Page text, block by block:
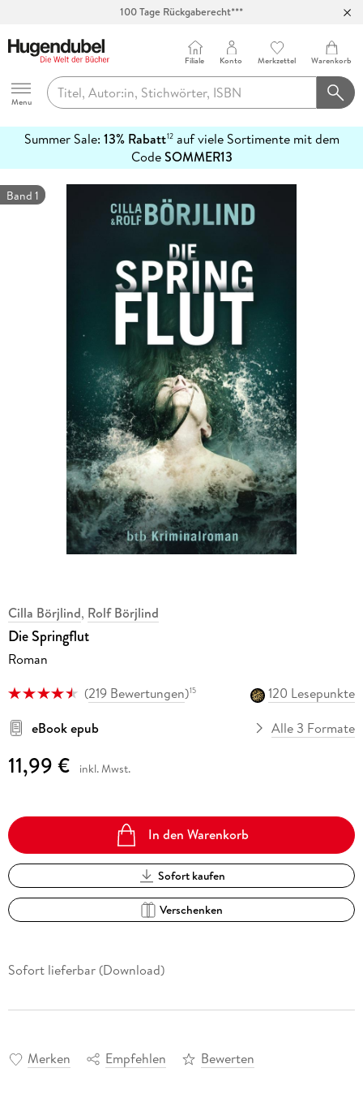
100 Tage Rückgaberecht***
Hugendubel
Menu
Filiale Konto Merkzettel Warenkorb
Summer Sale: 13% Rabatt12auf viele Sortimente mit dem
CodeSOMMER13
erfahren
Band 1
Cilla Börjlind, Rolf Börjlind
Die Springflut
Roman
(219 Bewertungen)15
120 Lesepunkte
eBook epub
Alle 3 Formate
11,99 € inkl. Mwst.
In den Warenkorb
Sofort kaufen
Verschenken
Sofort lieferbar (Download)
Merken Empfehlen Bewerten